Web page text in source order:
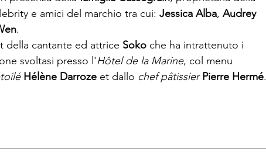
e amici del marchio tra cui: Jessica Alba, Audrey
della cantante ed attrice Soko che ha intrattenuto i
svoltasi presso l'Hôtel de la Marine, col menu
Hélène Darroze et dallo chef pâtissier Pierre Hermé.